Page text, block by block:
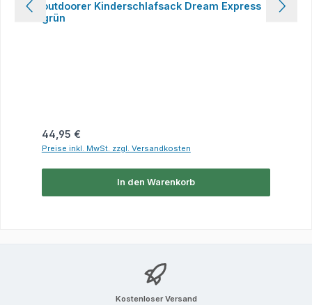
outdoorer Kinderschlafsack Dream Express
grün
Regulärer Preis:
44,95 €
Preise inkl. MwSt. zzgl. Versandkosten
In den Warenkorb
Kostenloser Versand